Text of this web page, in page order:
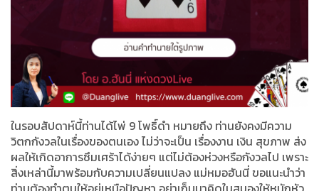
ในรอบสัปดาห์นี้ท่านได้ไพ่ 9 โพธิ์ดำ หมายถึง ท่านยังคงมีความ
วิตกกังวลในเรื่องของตนเอง ไม่ว่าจะเป็น เรื่องงาน เงิน สุขภาพ ส่ง
ผลให้เกิดอาการซึมเศร้าได้ง่ายๆ แต่ไม่ต้องห่วงหรือกังวลไป เพราะ
สิ่งเหล่านี้มาพร้อมกับความเปลี่ยนแปลง แม่หมอฮันนี่ ขอแนะนำว่า